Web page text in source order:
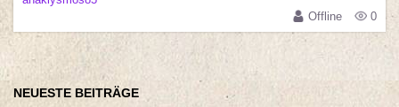
Offline
0
NEUESTE BEITRÄGE